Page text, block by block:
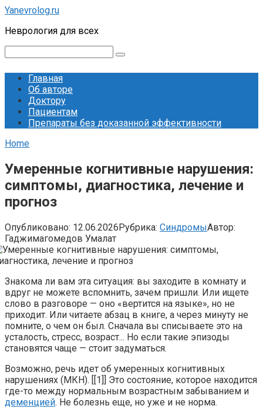
Перейти
контенту
Yanevrolog.ru
Неврология для всех
Главная
Об авторе
Доктору
Пациентам
Препараты без доказанной эффективности
Home
Умеренные когнитивные нарушения:
симптомы, диагностика, лечение и
прогноз
Опубликовано: 12.06.2026Рубрика: СиндромыАвтор:
Гаджимагомедов Умалат
Знакома ли вам эта ситуация: вы заходите в комнату и
вдруг не можете вспомнить, зачем пришли. Или ищете
слово в разговоре — оно «вертится на языке», но не
приходит. Или читаете абзац в книге, а через минуту не
помните, о чем он был. Сначала вы списываете это на
усталость, стресс, возраст... Но если такие эпизоды
становятся чаще — стоит задуматься.
Возможно, речь идет об умеренных когнитивных
нарушениях (МКН). [[1]] Это состояние, которое находится
где-то между нормальным возрастным забыванием и
деменцией. Не болезнь еще, но уже и не норма.